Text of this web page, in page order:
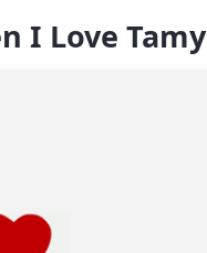
I Love Tamy